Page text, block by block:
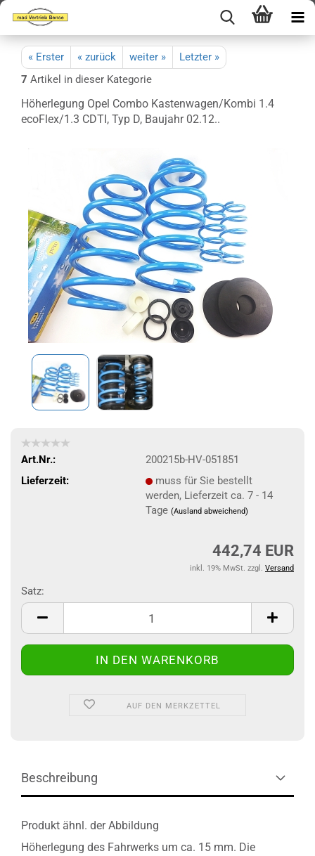
« Erster « zurück weiter »
Letzter »
7 Artikel in dieser Kategorie
Höherlegung Opel Combo Kastenwagen/Kombi 1.4
ecoFlex/1.3 CDTI, Typ D, Baujahr 02.12..
Art.Nr.:
200215b-HV-051851
Lieferzeit:
muss für Sie bestellt
werden, Lieferzeit ca. 7 - 14
Tage (Ausland abweichend)
442,74 EUR
inkl. 19% MwSt. zzgl. Versand
Satz:
Satz
AUF DEN MERKZETTEL
Beschreibung
Produkt ähnl. der Abbildung
Höherlegung des Fahrwerks um ca. 15 mm. Die